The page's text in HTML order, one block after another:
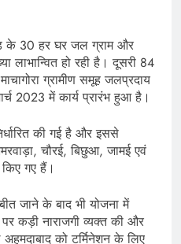
के 30 हर घर जल ग्राम और
हो रही है। दूसरी 84
ग्रामीण समूह जलप्रदाय
2023 में कार्य प्रारंभ हुआ है।
की गई है और इससे
चौरई, बिछुआ, जामई एवं
गए हैं।
जाने के बाद भी योजना में
कड़ी नाराजगी व्यक्त की और
को टर्मिनेशन के लिए